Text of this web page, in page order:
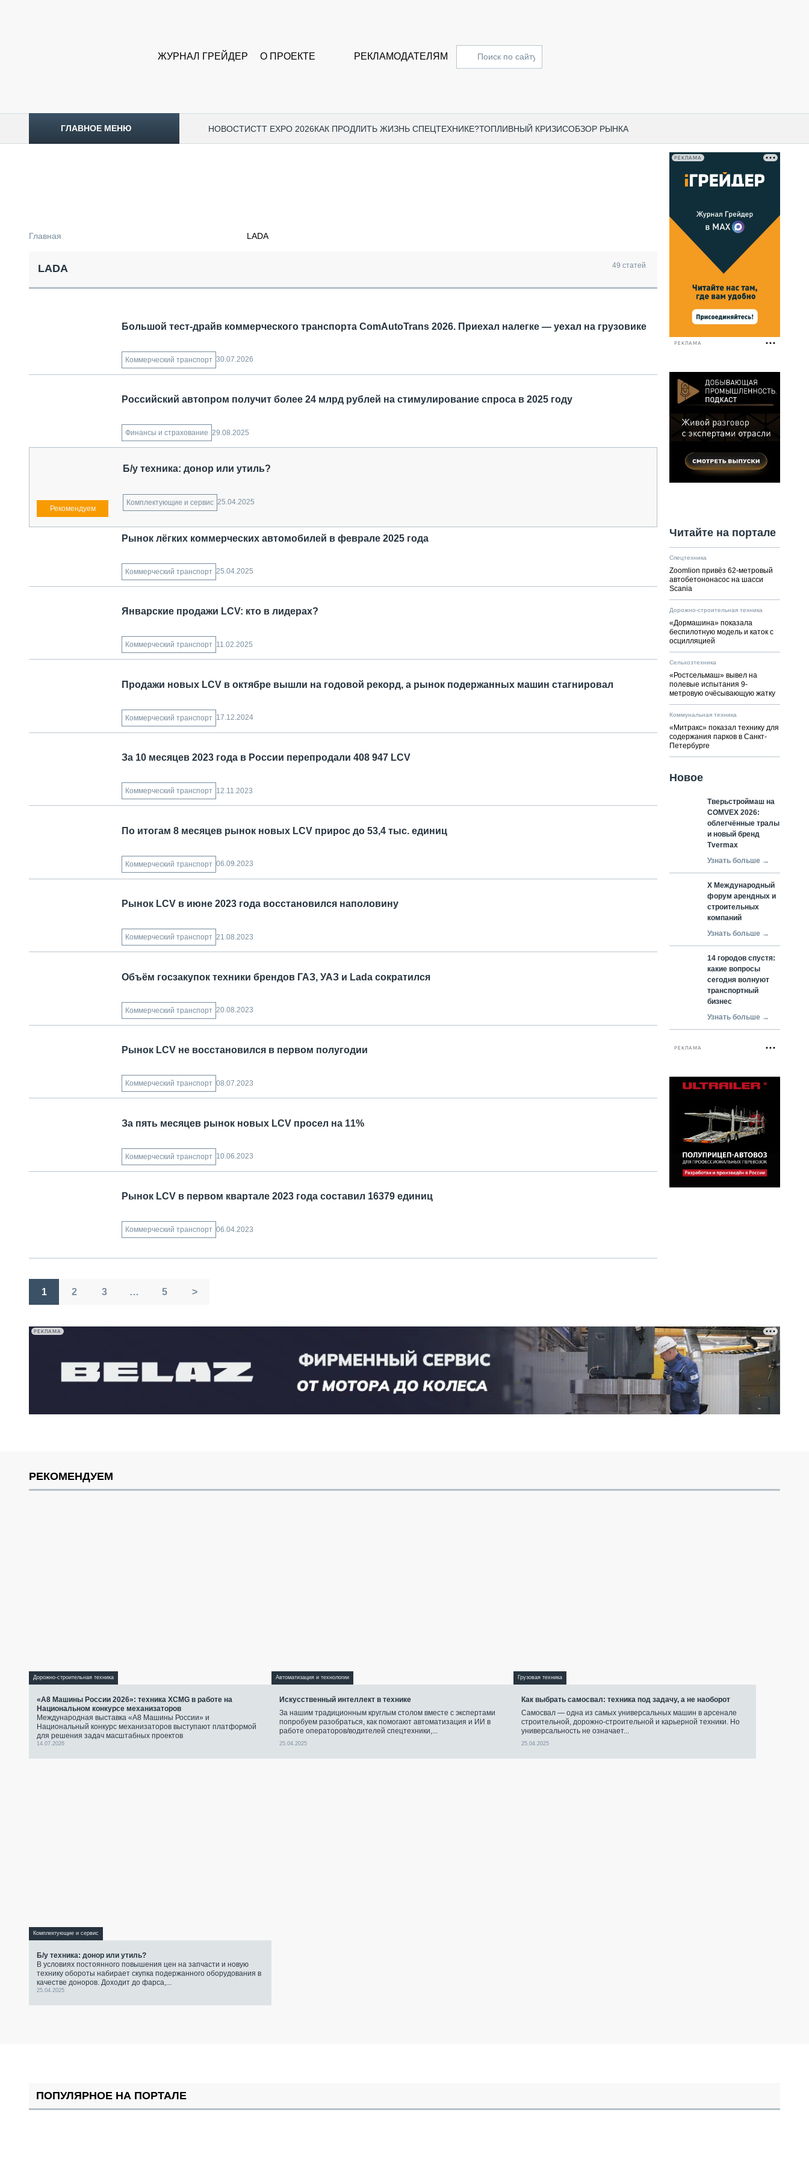
ЖУРНАЛ ГРЕЙДЕР О ПРОЕКТЕ РЕКЛАМОДАТЕЛЯМ
ГЛАВНОЕ МЕНЮ НОВОСТИCTT EXPO 2026КАК ПРОДЛИТЬ ЖИЗНЬ СПЕЦТЕХНИКЕ?ТОПЛИВНЫЙ КРИЗИСОБЗОР РЫНКА
СПЕЦТЕХНИКА И ТРАНСПОРТ
ГРУЗОПЕРЕВОЗКИ
ТЕХНИКА КРУПНЫМ ПЛАНОМ
ДОРОЖНАЯ ИНДУСТРИЯ
СЕРВИСМЕНЫ
БЛИЖАЙШИЕ МЕРОПРИЯТИЯ
ПАССАЖИРСКИЙ ТРАНСПОРТ
АВТОМАТИЗАЦИЯ И ТЕХНОЛОГИИ
Главная LADA
LADA 49 статей
Большой тест-драйв коммерческого транспорта ComAutoTrans 2026. Приехал налегке — уехал на грузовике
Коммерческий транспорт 30.07.2026
Российский автопром получит более 24 млрд рублей на стимулирование спроса в 2025 году
Финансы и страхование 29.08.2025
Б/у техника: донор или утиль?
Комплектующие и сервис 25.04.2025
Рынок лёгких коммерческих автомобилей в феврале 2025 года
Коммерческий транспорт 25.04.2025
Январские продажи LCV: кто в лидерах?
Коммерческий транспорт 11.02.2025
Продажи новых LCV в октябре вышли на годовой рекорд, а рынок подержанных машин стагнировал
Коммерческий транспорт 17.12.2024
За 10 месяцев 2023 года в России перепродали 408 947 LCV
Коммерческий транспорт 12.11.2023
По итогам 8 месяцев рынок новых LCV прирос до 53,4 тыс. единиц
Коммерческий транспорт 06.09.2023
Рынок LCV в июне 2023 года восстановился наполовину
Коммерческий транспорт 21.08.2023
Объём госзакупок техники брендов ГАЗ, УАЗ и Lada сократился
Коммерческий транспорт 20.08.2023
Рынок LCV не восстановился в первом полугодии
Коммерческий транспорт 08.07.2023
За пять месяцев рынок новых LCV просел на 11%
Коммерческий транспорт 10.06.2023
Рынок LCV в первом квартале 2023 года составил 16379 единиц
Коммерческий транспорт 06.04.2023
РЕКЛАМА
РЕКЛАМА
Читайте на портале
Спецтехника
Zoomlion привёз 62-метровый
автобетононасос на шасси
Scania
Дорожно-строительная техника
«Дормашина» показала
беспилотную модель и каток с
осцилляцией
Сельхозтехника
«Ростсельмаш» вывел на
полевые испытания 9-
метровую очёсывающую жатку
Коммунальная техника
«Митракс» показал технику для
содержания парков в Санкт-
Петербурге
Новое
Тверьстроймаш на
COMVEX 2026:
облегчённые тралы
и новый бренд
Tvermax
Узнать больше →
X Международный
форум арендных и
строительных
компаний
Узнать больше →
14 городов спустя:
какие вопросы
сегодня волнуют
транспортный
бизнес
Узнать больше →
РЕКЛАМА
РЕКЛАМА
Пагинация
1 2 3 … 5 >
РЕКОМЕНДУЕМ
Дорожно-строительная техника
«А8 Машины России 2026»: техника XCMG в работе на
Национальном конкурсе механизаторов
Международная выставка «А8 Машины России» и
Национальный конкурс механизаторов выступают платформой
для решения задач масштабных проектов
14.07.2026
Автоматизация и технологии
Искусственный интеллект в технике
За нашим традиционным круглым столом вместе с экспертами
попробуем разобраться, как помогают автоматизация и ИИ в
работе операторов/водителей спецтехники,...
25.04.2025
Грузовая техника
Как выбрать самосвал: техника под задачу, а не наоборот
Самосвал — одна из самых универсальных машин в арсенале
строительной, дорожно-строительной и карьерной техники. Но
универсальность не означает...
25.04.2025
Комплектующие и сервис
Б/у техника: донор или утиль?
В условиях постоянного повышения цен на запчасти и новую
технику обороты набирает скупка подержанного оборудования в
качестве доноров. Доходит до фарса,...
25.04.2025
ПОПУЛЯРНОЕ НА ПОРТАЛЕ